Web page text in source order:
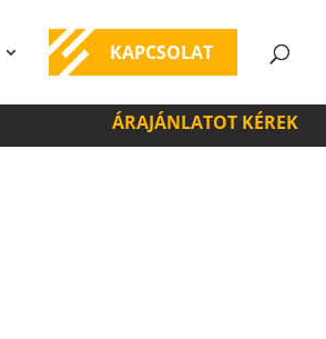
KAPCSOLAT
ÁRAJÁNLATOT KÉREK